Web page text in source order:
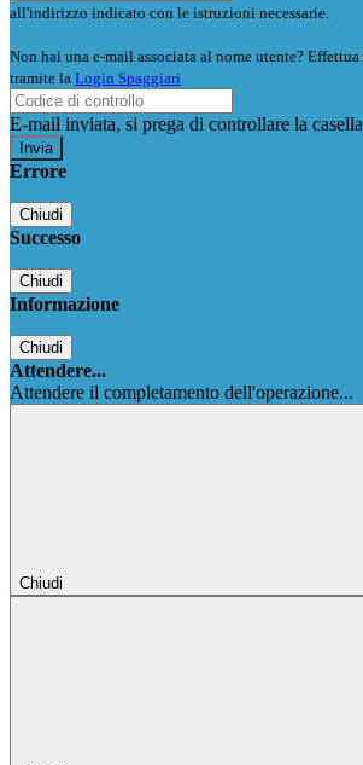
all'indirizzo indicato con le istruzioni necessarie.
Non hai una e-mail associata al nome utente?
tramite la Login Spaggiari
E-mail inviata, si prega di controllare la
Errore
Chiudi
Successo
Chiudi
Informazione
Chiudi
Attendere...
Attendere il completamento dell'operazione...
Chiudi